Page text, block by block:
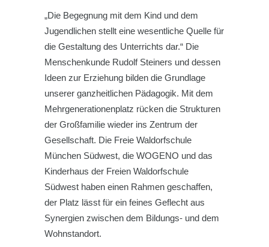
„Die Begegnung mit dem Kind und dem
Jugendlichen stellt eine wesentliche Quelle für
die Gestaltung des Unterrichts dar.“ Die
Menschenkunde Rudolf Steiners und dessen
Ideen zur Erziehung bilden die Grundlage
unserer ganzheitlichen Pädagogik. Mit dem
Mehrgenerationenplatz rücken die Strukturen
der Großfamilie wieder ins Zentrum der
Gesellschaft. Die Freie Waldorfschule
München Südwest, die WOGENO und das
Kinderhaus der Freien Waldorfschule
Südwest haben einen Rahmen geschaffen,
der Platz lässt für ein feines Geflecht aus
Synergien zwischen dem Bildungs- und dem
Wohnstandort.